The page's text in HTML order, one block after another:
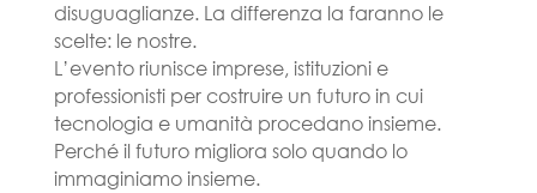
disuguaglianze. La differenza la faranno le
scelte: le nostre.
L’evento riunisce imprese, istituzioni e
professionisti per costruire un futuro in cui
tecnologia e umanità procedano insieme.
Perché il futuro migliora solo quando lo
immaginiamo insieme.